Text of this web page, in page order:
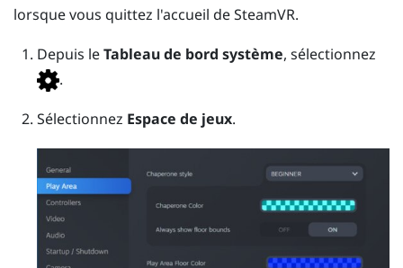
lorsque vous quittez l'accueil deSteamVR.
Depuis leTableau de bord système, sélectionnez
.
Sélectionnez Espace de jeux.